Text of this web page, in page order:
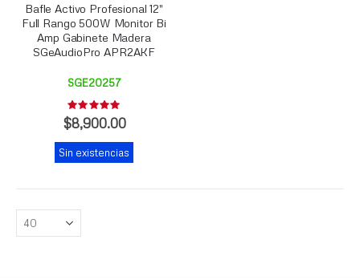
Bafle Activo Profesional 12"
Full Rango 500W Monitor Bi
Amp Gabinete Madera
SGeAudioPro APR2AKF
SGE20257
Rating:
0%
$8,900.00
Sin existencias